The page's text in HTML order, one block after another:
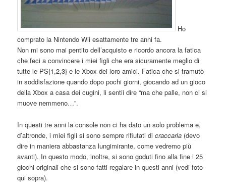
Ho
comprato la Nintendo Wii esattamente tre anni fa.
Non mi sono mai pentito dell’acquisto e ricordo ancora la fatica
che feci a convincere i miei figli che era sicuramente meglio di
tutte le PS{1,2,3} e le Xbox dei loro amici. Fatica che si tramutò
in soddisfazione quando dopo pochi giorni, giocando ad un gioco
della Xbox a casa dei cugini, li sentii dire “ma che palle, non ci si
muove nemmeno…”.
In questi tre anni la console non ci ha dato un solo problema e,
d’altronde, i miei figli si sono sempre rifiutati dicraccarla (devo
dire in maniera abbastanza lungimirante, come vedremo più
avanti). In questo modo, inoltre, si sono goduti fino alla fine i 25
giochi originali che si sono fatti regalare in questi anni (vedi foto
qui sopra).